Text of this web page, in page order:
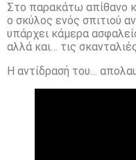
Στο παρακάτω απίθανο
ο σκύλος ενός σπιτιού
υπάρχει κάμερα
αλλά και… τις
Η αντίδρασή του…